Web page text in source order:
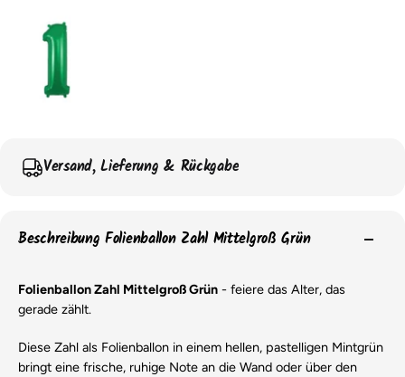
Versand, Lieferung & Rückgabe
Beschreibung Folienballon Zahl Mittelgroß Grün
Folienballon Zahl Mittelgroß Grün - feiere das Alter, das
gerade zählt.
Diese Zahl als Folienballon in einem hellen, pastelligen Mintgrün
bringt eine frische, ruhige Note an die Wand oder über den